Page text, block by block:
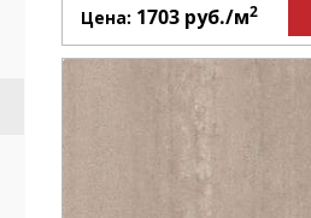
Цена: 1703 руб./м2